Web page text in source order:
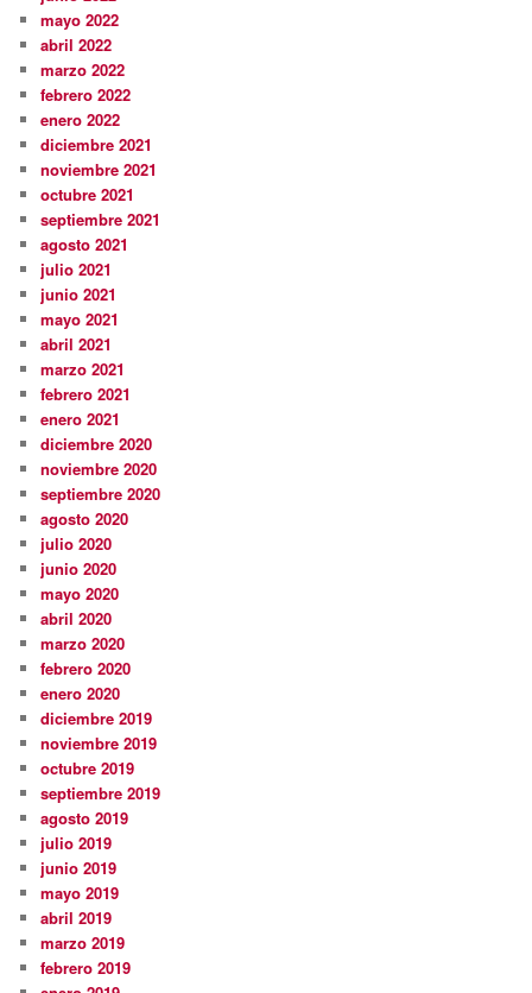
mayo 2022
abril 2022
marzo 2022
febrero 2022
enero 2022
diciembre 2021
noviembre 2021
octubre 2021
septiembre 2021
agosto 2021
julio 2021
junio 2021
mayo 2021
abril 2021
marzo 2021
febrero 2021
enero 2021
diciembre 2020
noviembre 2020
septiembre 2020
agosto 2020
julio 2020
junio 2020
mayo 2020
abril 2020
marzo 2020
febrero 2020
enero 2020
diciembre 2019
noviembre 2019
octubre 2019
septiembre 2019
agosto 2019
julio 2019
junio 2019
mayo 2019
abril 2019
marzo 2019
febrero 2019